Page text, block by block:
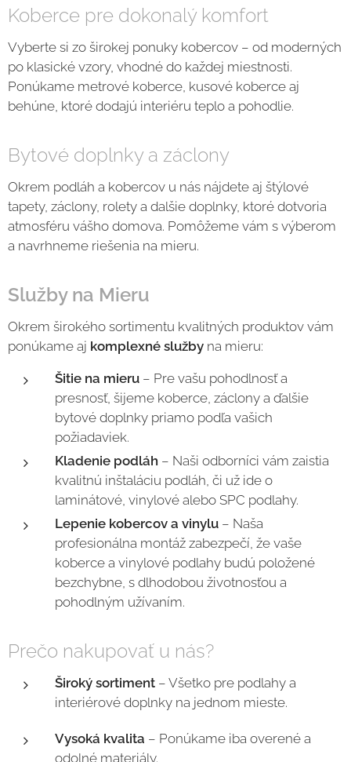
Koberce pre dokonalý komfort
Vyberte si zo širokej ponuky kobercov – od moderných
po klasické vzory, vhodné do každej miestnosti.
Ponúkame metrové koberce, kusové koberce aj
behúne, ktoré dodajú interiéru teplo a pohodlie.
Bytové doplnky a záclony
Okrem podláh a kobercov u nás nájdete aj štýlové
tapety, záclony, rolety a dalšie doplnky, ktoré dotvoria
atmosféru vášho domova. Pomôžeme vám s výberom
a navrhneme riešenia na mieru.
Služby na Mieru
Okrem širokého sortimentu kvalitných produktov vám
ponúkame aj komplexné služby na mieru:
Šitie na mieru – Pre vašu pohodlnosť a
presnosť, šijeme koberce, záclony a ďalšie
bytové doplnky priamo podľa vašich
požiadaviek.
Kladenie podláh – Naši odborníci vám zaistia
kvalitnú inštaláciu podláh, či už ide o
laminátové, vinylové alebo SPC podlahy.
Lepenie kobercov a vinylu – Naša
profesionálna montáž zabezpečí, že vaše
koberce a vinylové podlahy budú položené
bezchybne, s dlhodobou životnosťou a
pohodlným užívaním.
Prečo nakupovať u nás?
Široký sortiment – Všetko pre podlahy a
interiérové doplnky na jednom mieste.
Vysoká kvalita – Ponúkame iba overené a
odolné materiály.